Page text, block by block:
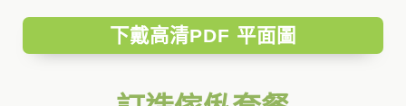
下戴高清PDF 平面圖